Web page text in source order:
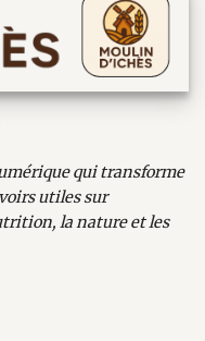
qui transforme
utiles sur
la nature et les